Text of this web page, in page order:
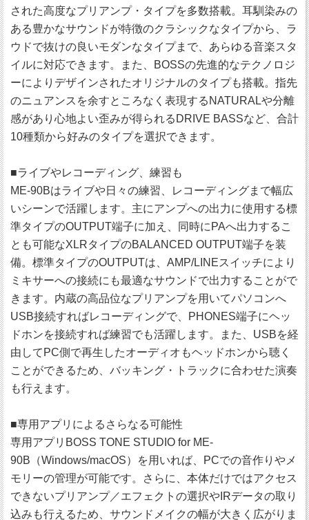
された高度なプリアンプ・タイプを多数搭載。耳馴染みの
ある豊かなサウンドが特徴のクラシックなタイプから、ラ
ウドで抜けの良いモダンなタイプまで、あらゆる音楽スタ
イルに対応できます。また、BOSSの先進的なテクノロジ
ーによりデザインされたオリジナルのタイプも搭載。指先
のニュアンスを余すところなく表現するNATURALや分離
感があり心地よい歪みが得られるDRIVE BASSなど、合計
10種類から好みのタイプを選択できます。
■ライブやレコーディング、練習も
ME-90Bはライブや日々の練習、レコーディングまで幅広
いシーンで活躍します。主にアンプへの出力に使用する標
準タイプのOUTPUT端子に加え、同時にPAへ出力するこ
とも可能なXLRタイプのBALANCED OUTPUT端子を装
備。標準タイプのOUTPUTは、AMP/LINEスイッチにより
ミキサーへの接続にも最適なサウンドで出力することがで
きます。内蔵の高品位なプリアンプを用いてパソコンへ
USB接続すればレコーディングで、PHONES端子にヘッ
ドホンを接続すれば練習でも活躍します。また、USBを経
由してPC側で再生したオーディオもヘッドホンから聴く
ことができるため、バッキング・トラックに合わせた演奏
も行えます。
■専用アプリによるさらなる可能性
専用アプリBOSS TONE STUDIO for ME-
90B（Windows/macOS）を用いれば、PCでの音作りやメ
モリーの管理が可能です。さらに、本体だけではアクセス
できないプリアンプ／エフェクトの選択やIRデータの取り
込みも行えるため、サウンドメイクの幅が大きく広がりま